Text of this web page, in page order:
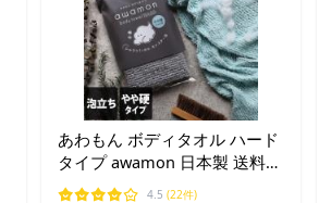
あわもん ボディタオル ハード
タイプ awamon 日本製 送料無
料
4.5 (22件)